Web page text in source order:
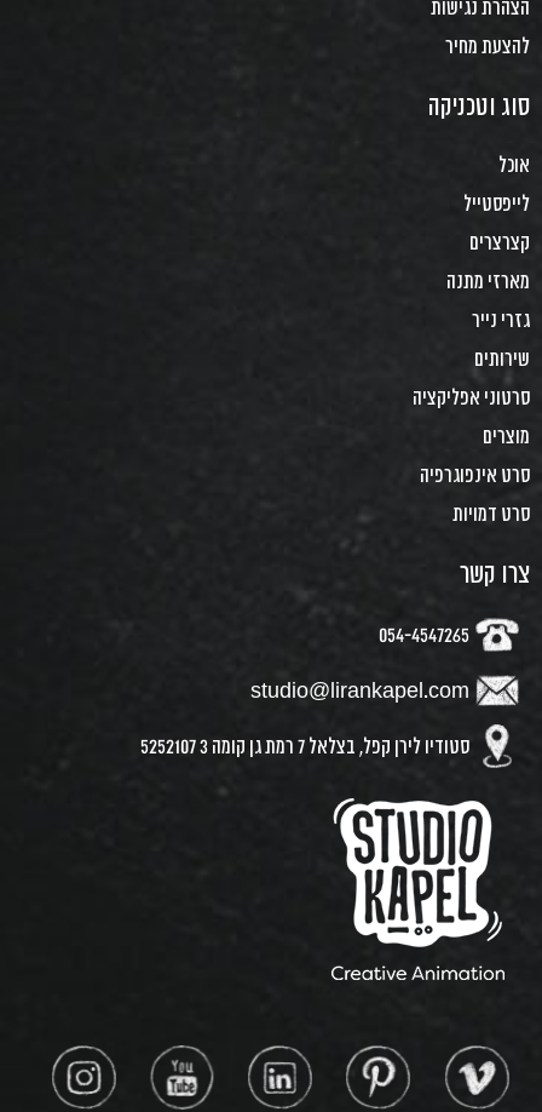
הצהרת נגישות
להצעת מחיר
סוג וטכניקה
אוכל
לייפסטייל
קצרצרים
מארזי מתנה
גזרי נייר
שירותים
סרטוני אפליקציה
מוצרים
סרט אינפוגרפיה
סרט דמויות
צרו קשר
054-4547265
studio@lirankapel.com
סטודיו לירן קפל, בצלאל 7 רמת גן קומה 3 5252107